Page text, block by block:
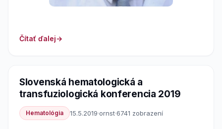
Čítať ďalej
Slovenská hematologická a
transfuziologická konferencia 2019
Hematológia 15.5.2019·ornst·6741 zobrazení